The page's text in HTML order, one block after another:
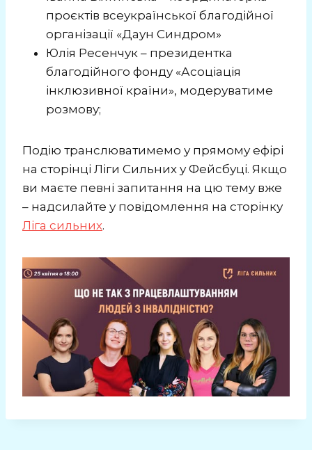
проєктів всеукраїнської благодійної
організації «Даун Синдром»
Юлія Ресенчук – президентка
благодійного фонду «Асоціація
інклюзивної країни», модеруватиме
розмову;
Подію транслюватимемо у прямому ефірі
на сторінці Ліги Сильних у Фейсбуці. Якщо
ви маєте певні запитання на цю тему вже
– надсилайте у повідомлення на сторінку
Ліга сильних.